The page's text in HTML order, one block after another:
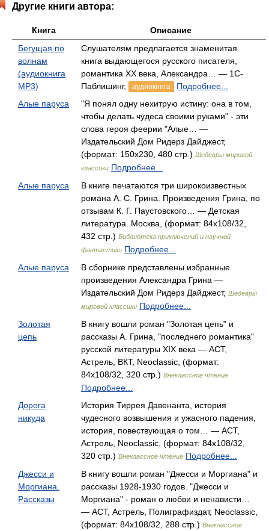
Другие книги автора:
Книга
Описание
Бегущая по
волнам
(аудиокнига
MP3)
Слушателям предлагается знаменитая
книга выдающегося русского писателя,
романтика ХХ века, Александра… — 1С-
Паблишинг,
аудиокнига
Подробнее...
Алые паруса
"Я понял одну нехитрую истину: она в том,
чтобы делать чудеса своими руками" - эти
слова героя феерии "Алые… —
Издательский Дом Ридерз Дайджест,
(формат: 150x230, 480 стр.) Шедевры мировой
классики Подробнее...
Алые паруса
В книге печатаются три широкоизвестных
романа А. С. Грина. Произведения Грина, по
отзывам К. Г. Паустовского… — Детская
литература. Москва, (формат: 84x108/32,
432 стр.) Библиотека приключений и научной
фантастики Подробнее...
Алые паруса
В сборнике представлены избранные
произведения Александра Грина —
Издательский Дом Ридерз Дайджест, Шедевры
мировой классики Подробнее...
Золотая
цепь
В книгу вошли роман "Золотая цепь" и
рассказы А. Грина, "последнего романтика"
русской литературы XIX века — АСТ,
Астрель, ВКТ, Neoclassic, (формат:
84x108/32, 320 стр.) Внеклассное чтение
Подробнее...
Дорога
никуда
История Тиррея Давенанта, история
чудесного возвышения и ужасного падения,
история, повествующая о том… — АСТ,
Астрель, Neoclassic, (формат: 84x108/32,
320 стр.) Внеклассное чтение Подробнее...
Джесси и
Моргиана.
Рассказы
В книгу вошли роман "Джесси и Моргиана" и
рассказы 1928-1930 годов. "Джесси и
Моргиана" - роман о любви и ненависти…
— АСТ, Астрель, Полиграфиздат, Neoclassic,
(формат: 84x108/32, 288 стр.) Внеклассное